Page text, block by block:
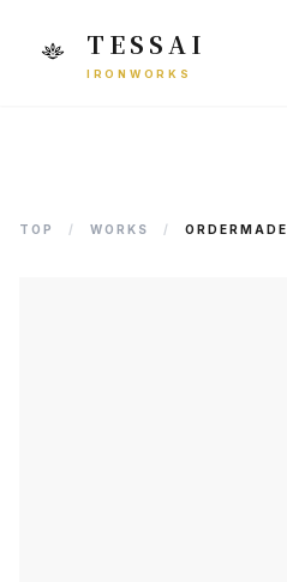
TESSAI
IRONWORKS
TOP / WORKS /